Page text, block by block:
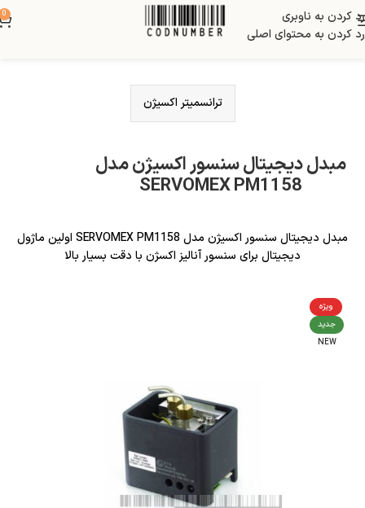
رد کردن به ناوبری
رد کردن به محتوای اصلی
0
ترانسمیتر اکسیژن
مبدل دیجیتال سنسور اکسیژن مدل
SERVOMEX PM1158
مبدل دیجیتال سنسور اکسیژن مدل SERVOMEX PM1158 اولین ماژول
دیجیتال برای سنسور آنالیز اکسژن با دقت بسیار بالا
ویژه
جدید
NEW